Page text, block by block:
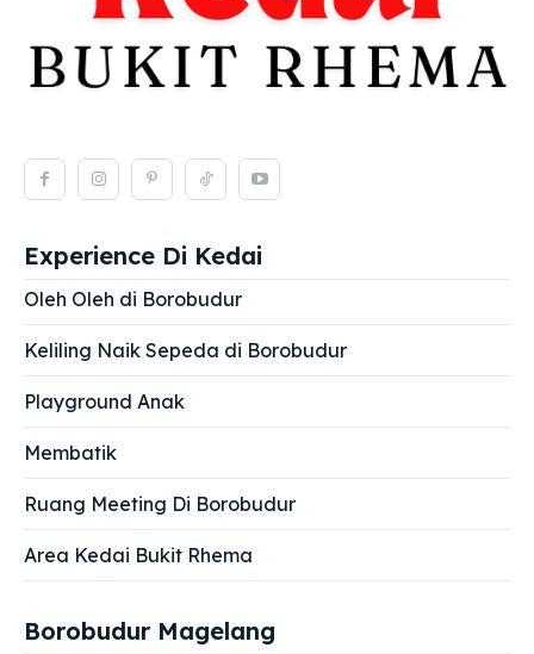
Experience Di Kedai
Oleh Oleh di Borobudur
Keliling Naik Sepeda di Borobudur
Playground Anak
Membatik
Ruang Meeting Di Borobudur
Area Kedai Bukit Rhema
Borobudur Magelang